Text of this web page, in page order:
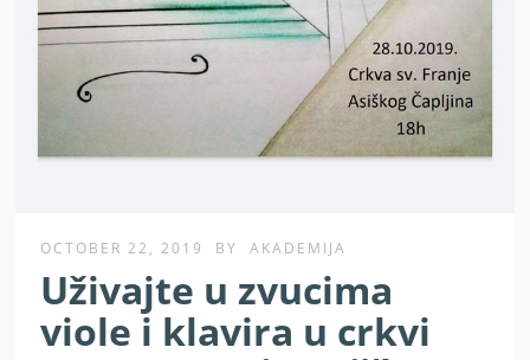
OCTOBER 22, 2019 BY AKADEMIJA
Uživajte u zvucima
viole i klavira u crkvi